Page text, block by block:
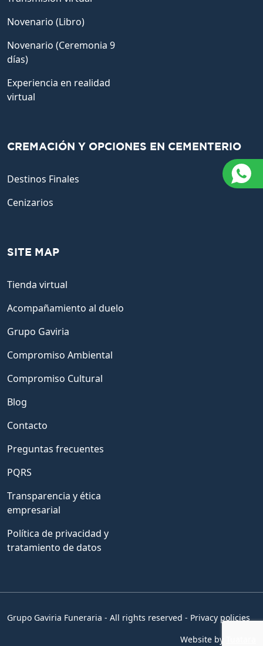
Novenario (Libro)
Novenario (Ceremonia 9
días)
Experiencia en realidad
virtual
CREMACIÓN Y OPCIONES EN CEMENTERIO
Destinos Finales
Cenizarios
SITE MAP
Tienda virtual
Acompañamiento al duelo
Grupo Gaviria
Compromiso Ambiental
Compromiso Cultural
Blog
Contacto
Preguntas frecuentes
PQRS
Transparencia y ética
empresarial
Política de privacidad y
tratamiento de datos
Grupo Gaviria Funeraria - All rights reserved - Privacy policies
Website by